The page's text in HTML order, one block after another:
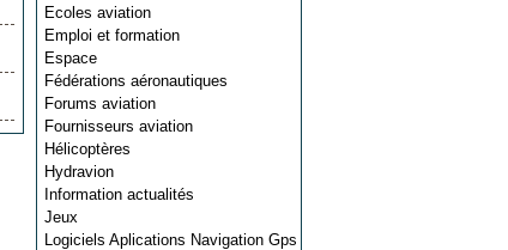
Ecoles aviation
Emploi et formation
Espace
Fédérations aéronautiques
Forums aviation
Fournisseurs aviation
Hélicoptères
Hydravion
Information actualités
Jeux
Logiciels Aplications Navigation Gps